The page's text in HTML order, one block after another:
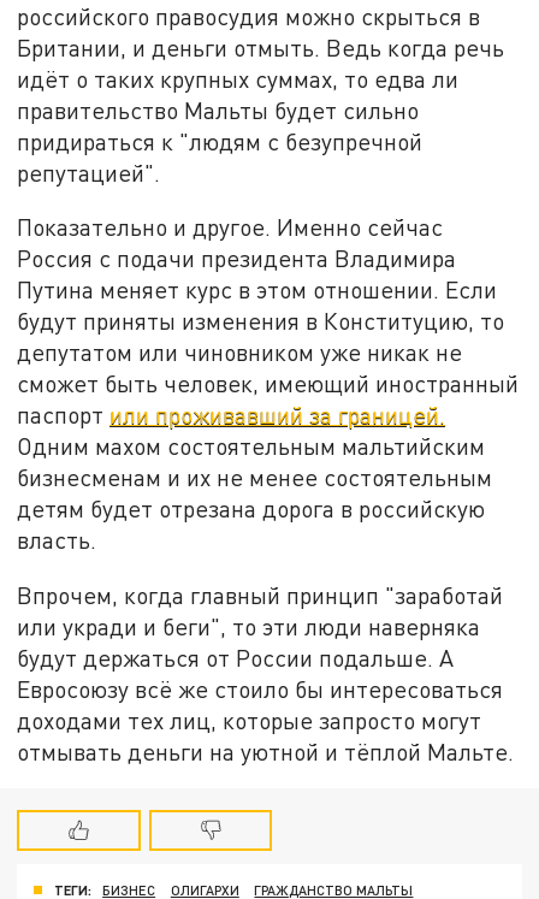
российского правосудия можно скрыться в
Британии, и деньги отмыть. Ведь когда речь
идёт о таких крупных суммах, то едва ли
правительство Мальты будет сильно
придираться к "людям с безупречной
репутацией".
Показательно и другое. Именно сейчас
Россия с подачи президента Владимира
Путина меняет курс в этом отношении. Если
будут приняты изменения в Конституцию, то
депутатом или чиновником уже никак не
сможет быть человек, имеющий иностранный
паспорт или проживавший за границей.
Одним махом состоятельным мальтийским
бизнесменам и их не менее состоятельным
детям будет отрезана дорога в российскую
власть.
Впрочем, когда главный принцип "заработай
или укради и беги", то эти люди наверняка
будут держаться от России подальше. А
Евросоюзу всё же стоило бы интересоваться
доходами тех лиц, которые запросто могут
отмывать деньги на уютной и тёплой Мальте.
ТЕГИ: БИЗНЕС ОЛИГАРХИ
ГРАЖДАНСТВО МАЛЬТЫ